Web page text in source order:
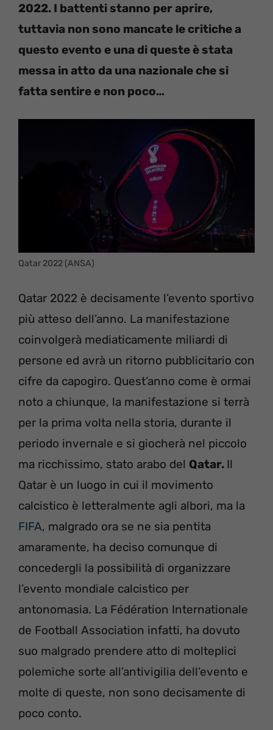
2022. I battenti stanno per aprire,
tuttavia non sono mancate le critiche a
questo evento e una di queste è stata
messa in atto da una nazionale che si
fatta sentire e non poco…
Qatar 2022 (ANSA)
Qatar 2022 è decisamente l’evento sportivo
più atteso dell’anno. La manifestazione
coinvolgerà mediaticamente miliardi di
persone ed avrà un ritorno pubblicitario con
cifre da capogiro. Quest’anno come è ormai
noto a chiunque, la manifestazione si terrà
per la prima volta nella storia, durante il
periodo invernale e si giocherà nel piccolo
ma ricchissimo, stato arabo del Qatar. Il
Qatar è un luogo in cui il movimento
calcistico è letteralmente agli albori, ma la
FIFA, malgrado ora se ne sia pentita
amaramente, ha deciso comunque di
concedergli la possibilità di organizzare
l’evento mondiale calcistico per
antonomasia. La Fédération Internationale
de Football Association infatti, ha dovuto
suo malgrado prendere atto di molteplici
polemiche sorte all’antivigilia dell’evento e
molte di queste, non sono decisamente di
poco conto.